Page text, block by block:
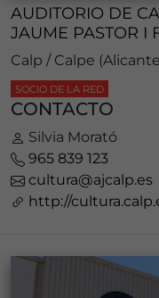
AUDITORIO DE
JAUME PASTOR I
Calp / Calpe
SOCIO DE LA RED
CONTACTO
Silvia Morató
965 839 123
cultura@ajcalp.es
http://